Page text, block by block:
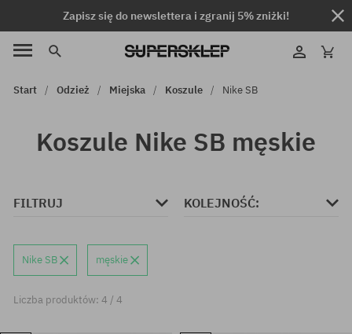
Zapisz się do newslettera i zgranij 5% zniżki!
Start Odzież Miejska Koszule Nike SB
Koszule Nike SB męskie
FILTRUJ KOLEJNOŚĆ:
Nike SB męskie
Liczba produktów: 4 / 4